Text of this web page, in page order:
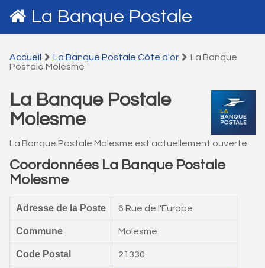
La Banque Postale
Accueil La Banque Postale Côte d'or
La Banque
Postale Molesme
La Banque Postale
Molesme
La Banque Postale Molesme est actuellement ouverte.
Coordonnées La Banque Postale
Molesme
Adresse de la Poste 6 Rue de l'Europe
Commune Molesme
Code Postal 21330